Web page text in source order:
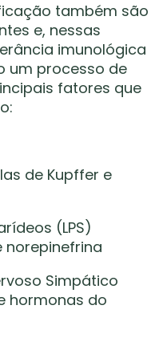
também são
e, nessas
imunológica
um processo de
fatores que
de Kupffer e
(LPS)
norepinefrina
Simpático
hormonas do